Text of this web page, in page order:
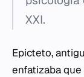
XXI.
Epicteto,
enfatizaba